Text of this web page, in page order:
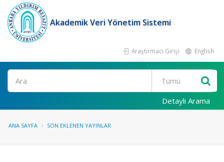
Akademik Veri Yönetim Sistemi
Araştırmacı Girişi English
Ara
Detaylı Arama
ANA SAYFA SON EKLENEN YAYINLAR